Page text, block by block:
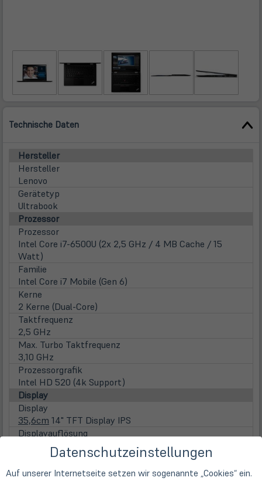
Technische Daten
Hersteller
Hersteller
Lenovo
Gerätetyp
Ultrabook
Prozessor
Prozessor
Intel Core i7-6500U (2x 2,5 GHz / 4 MB Cache / 15
Watt)
Familie
Intel Core i7 Mobile (Gen 6)
Kerne
2 Kerne (Dual-Core)
Taktfrequenz
2,5 GHz
Max. Turbo Taktfrequenz
3,10 GHz
Prozessorgrafik
Intel HD 520 (4k Support)
Display
Display
35,6cm 14" TFT Display IPS
Displayauflösung
2560 x 1440 Pixel (WQHD)
Seitenverhältnis
16:9
Datenschutzeinstellungen
Auf unserer Internetseite setzen wir sogenannte „Cookies“ ein.